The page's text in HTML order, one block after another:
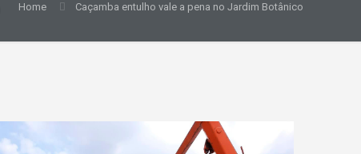
Home Caçamba entulho vale a pena no Jardim Botânico